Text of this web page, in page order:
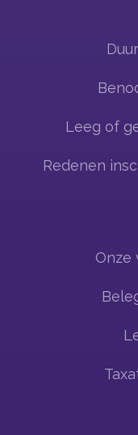
Leeg of
Redenen
Onze